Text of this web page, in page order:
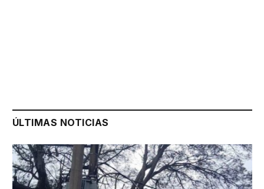
ÚLTIMAS NOTICIAS